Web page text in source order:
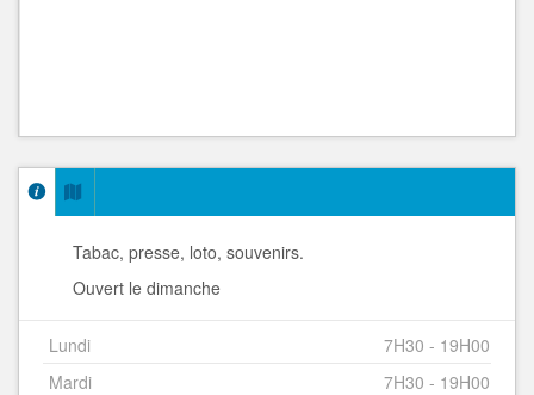
Tabac, presse, loto, souvenirs.
Ouvert le dimanche
Lundi
7H30 - 19H00
Mardi
7H30 - 19H00